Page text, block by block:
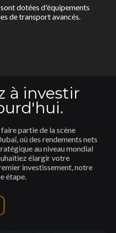
dotées d'équipements
de transport avancés.
à investir
partie de la scène
où des rendements nets
au niveau mondial
élargir votre
investissement, notre
étape.